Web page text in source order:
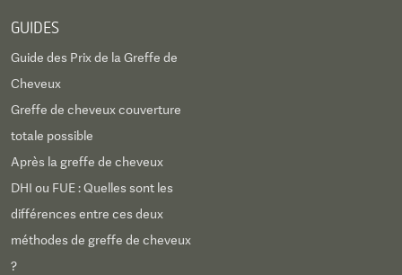
GUIDES
Guide des Prix de la Greffe de
Cheveux
Greffe de cheveux couverture
totale possible
Après la greffe de cheveux
DHI ou FUE : Quelles sont les
différences entre ces deux
méthodes de greffe de cheveux
?